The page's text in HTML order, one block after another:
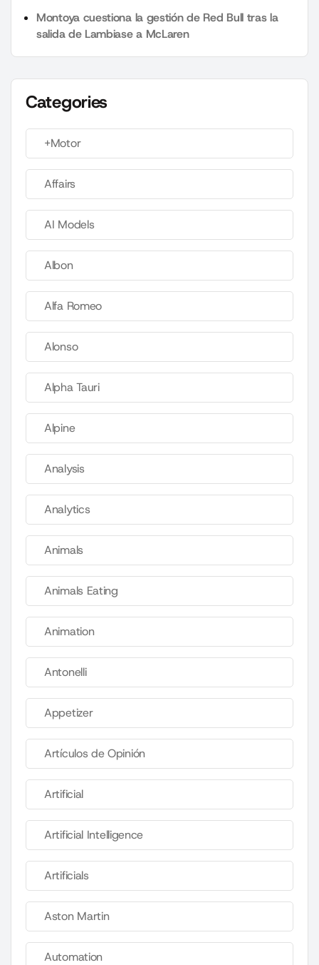
Montoya cuestiona la gestión de Red Bull tras la
salida de Lambiase a McLaren
Categories
+Motor
Affairs
AI Models
Albon
Alfa Romeo
Alonso
Alpha Tauri
Alpine
Analysis
Analytics
Animals
Animals Eating
Animation
Antonelli
Appetizer
Artículos de Opinión
Artificial
Artificial Intelligence
Artificials
Aston Martin
Automation